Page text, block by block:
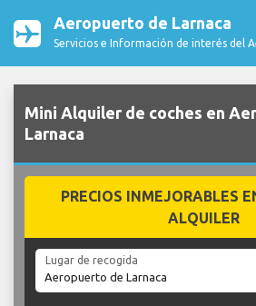
Aeropuerto de Larnaca
Servicios e Información de interés del
Mini Alquiler de coches en
Larnaca
PRECIOS INMEJORABLES
ALQUILER
Lugar de recogida